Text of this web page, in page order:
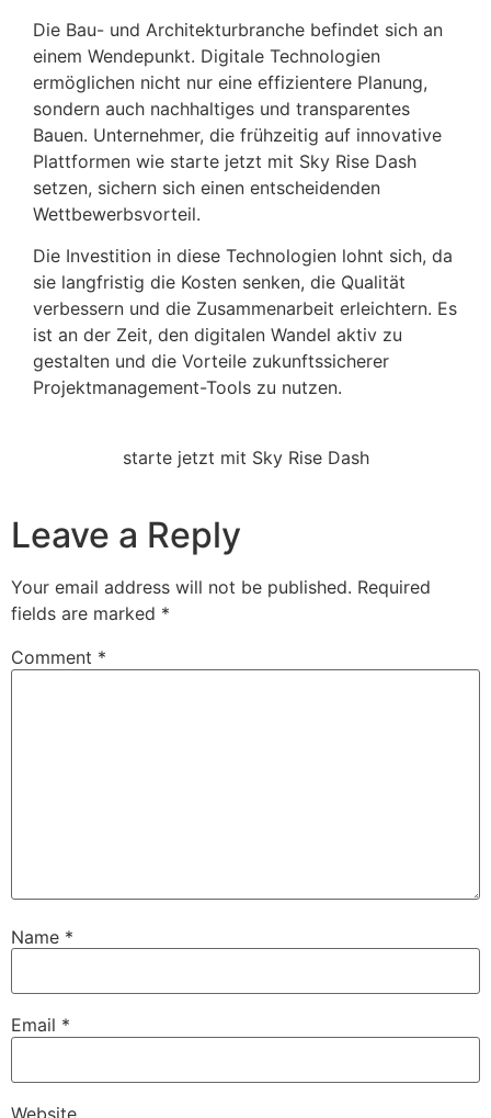
Die Bau- und Architekturbranche befindet sich an
einem Wendepunkt. Digitale Technologien
ermöglichen nicht nur eine effizientere Planung,
sondern auch nachhaltiges und transparentes
Bauen. Unternehmer, die frühzeitig auf innovative
Plattformen wie starte jetzt mit Sky Rise Dash
setzen, sichern sich einen entscheidenden
Wettbewerbsvorteil.
Die Investition in diese Technologien lohnt sich, da
sie langfristig die Kosten senken, die Qualität
verbessern und die Zusammenarbeit erleichtern. Es
ist an der Zeit, den digitalen Wandel aktiv zu
gestalten und die Vorteile zukunftssicherer
Projektmanagement-Tools zu nutzen.
starte jetzt mit Sky Rise Dash
Leave a Reply
Your email address will not be published. Required
fields are marked *
Comment *
Name *
Email *
Website